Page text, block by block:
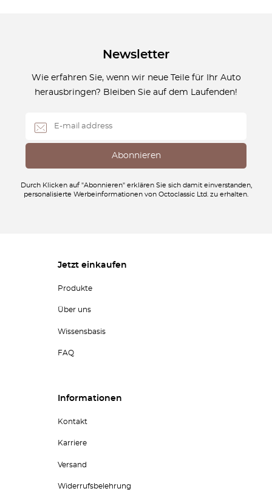
Newsletter
Wie erfahren Sie, wenn wir neue Teile für Ihr Auto
herausbringen? Bleiben Sie auf dem Laufenden!
Durch Klicken auf "Abonnieren" erklären Sie sich damit einverstanden,
personalisierte Werbeinformationen von Octoclassic Ltd. zu erhalten.
Jetzt einkaufen
Produkte
Über uns
Wissensbasis
FAQ
Informationen
Kontakt
Karriere
Versand
Widerrufsbelehrung